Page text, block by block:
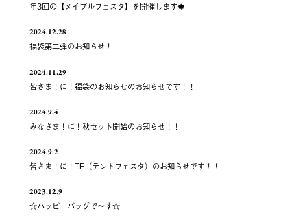
年3回の【メイプルフェスタ】を開催します🍁
2024.12.28
福袋第二弾のお知らせ！
2024.11.29
皆さま！に！福袋のお知らせのお知らせです！！
2024.9.4
みなさま！に！秋セット開始のお知らせ！！
2024.9.2
皆さま！に！TF（テントフェスタ）のお知らせです！！
2023.12.9
☆ハッピーバッグで～す☆